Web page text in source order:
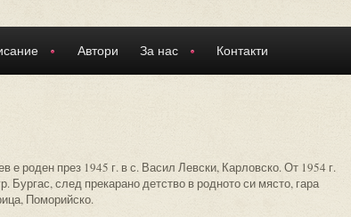
Автори За нас Контакти
е роден през 1945 г. в с. Васил Левски, Карловско. От 1954 г.
Бургас, след прекарано детство в родното си място, гара
Поморийско.